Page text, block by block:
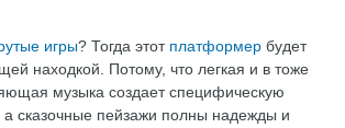
игры? Тогда этот платформер будет
находкой. Потому, что легкая и в тоже
музыка создает специфическую
сказочные пейзажи полны надежды и